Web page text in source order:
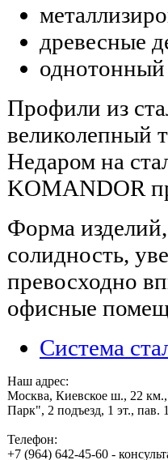
древесные
Профили из
великолепный
Недаром на
KOMANDOR
Форма
солидность,
превосходно
офисные
Система
Наш адрес:
Москва, Киевское ш., 22
Парк", 2 подъезд, 1 эт., пав.
Телефон:
+7 (964) 642-45-60 -